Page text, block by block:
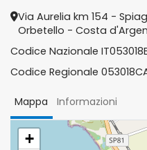
Via Aurelia km 154 -
Orbetello - Costa
Codice Nazionale
Codice Regionale
Mappa Informazioni
+